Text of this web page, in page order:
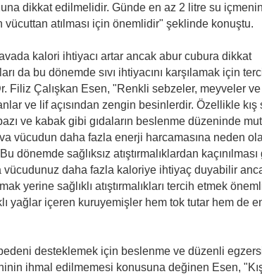
dikkat edilmelidir. Günde en az 2 litre su
vücuttan atılması için önemlidir" şeklinde konuştu.
kalori ihtiyacı artar ancak abur cubura dikkat
da bu dönemde sıvı ihtiyacını karşılamak için
Filiz Çalışkan Esen, "Renkli sebzeler, meyveler ve
ve lif açısından zengin besinlerdir. Özellikle
ve kabak gibi gıdaların beslenme düzeninde
vücudun daha fazla enerji harcamasına neden
dönemde sağlıksız atıştırmalıklardan
vücudunuz daha fazla kaloriye ihtiyaç duyabilir
yerine sağlıklı atıştırmalıkları tercih etmek
yağlar içeren kuruyemişler hem tok tutar hem de
bedeni desteklemek için beslenme ve düzenli
ihmal edilmemesi konusuna değinen Esen, "Kış